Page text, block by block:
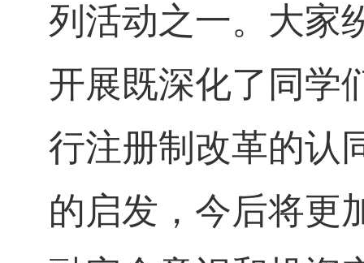
列活动之一。大家
开展既深化了同学
行注册制改革的认
的启发，今后将更